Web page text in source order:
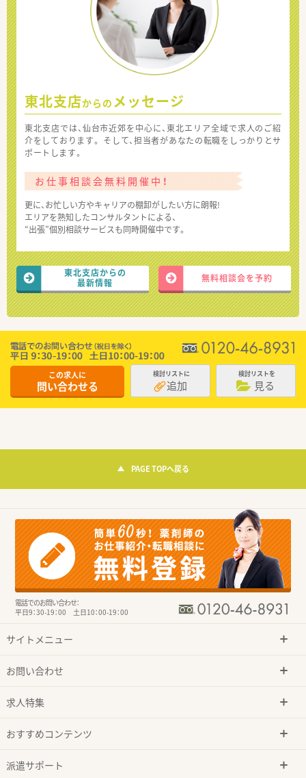
東北支店からの メッセージ
東北支店では、仙台市近郊を中心に、東北エリア全域で求人のご紹
介をしております。 そして、担当者があなたの転職をしっかりとサ
ポートします。
お仕事相談会無料開催中！
更に、お忙しい方やキャリアの棚卸がしたい方に朗報!
エリアを熟知したコンサルタントによる、
“出張”個別相談サービスも同時開催中です。
東北支店からの
最新情報
無料相談会を予約
この求人に
問い合わせる
検討リストに
追加
検討リストを
見る
PAGE TOPへ戻る
電話でのお問い合わせ：
平日9：30-19：00 土日10：00-19：00
サイトメニュー
お問い合わせ
求人特集
おすすめコンテンツ
派遣サポート